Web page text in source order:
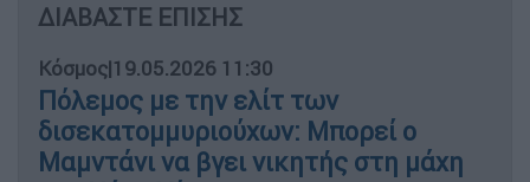
ΔΙΑΒΑΣΤΕ ΕΠΙΣΗΣ
Κόσμος|19.05.2026 11:30
Πόλεμος με την ελίτ των
δισεκατομμυριούχων: Μπορεί ο
Μαμντάνι να βγει νικητής στη μάχη